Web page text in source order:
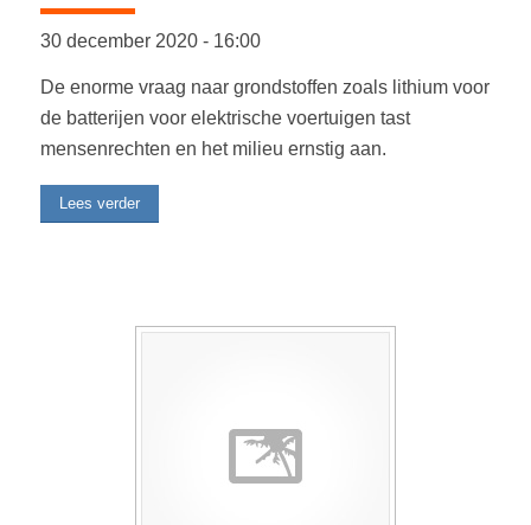
30 december 2020 -16:00
De enorme vraag naar grondstoffen zoals lithium voor
de batterijen voor elektrische voertuigen tast
mensenrechten en het milieu ernstig aan.
Lees verder